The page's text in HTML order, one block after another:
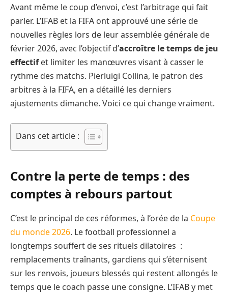
Avant même le coup d’envoi, c’est l’arbitrage qui fait
parler. L’IFAB et la FIFA ont approuvé une série de
nouvelles règles lors de leur assemblée générale de
février 2026, avec l’objectif d’accroître le temps de jeu
effectifet limiter les manœuvres visant à casser le
rythme des matchs. Pierluigi Collina, le patron des
arbitres à la FIFA, en a détaillé les derniers
ajustements dimanche. Voici ce qui change vraiment.
Dans cet article :
Contre la perte de temps : des
comptes à rebours partout
C’est le principal de ces réformes, à l’orée de la Coupe
du monde 2026. Le football professionnel a
longtemps souffert de ses rituels dilatoires :
remplacements traînants, gardiens qui s’éternisent
sur les renvois, joueurs blessés qui restent allongés le
temps que le coach passe une consigne. L’IFAB y met